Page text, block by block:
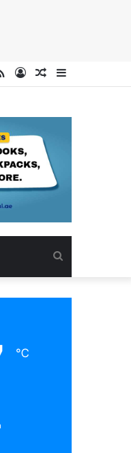
Random
Log
RSS
for
℃